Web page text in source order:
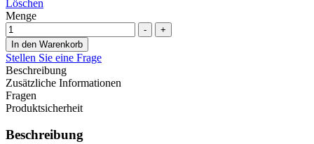
Löschen
Menge
-
+
In den Warenkorb
Stellen Sie eine Frage
Beschreibung
Zusätzliche Informationen
Fragen
Produktsicherheit
Beschreibung